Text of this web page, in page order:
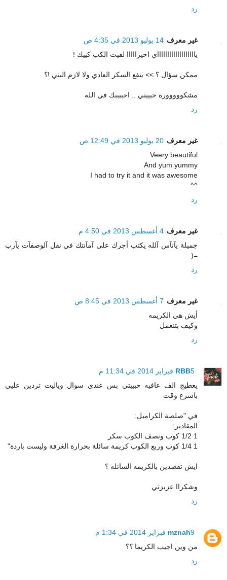
رد
غير معرف 14 يوليو 2013 في 4:35 ص
ياااااااااااااااااااي اخيرااااا لقيت الكب كييك !
ممكن سؤال ؟ >> ينفع السكر العادي ولا لازم البني !؟
مشكووووورة حبيبتي .. احببببك في الله
رد
غير معرف 20 يوليو 2013 في 12:49 ص
Veery beautiful
And yum yummy
I had to try it and it was awesome
^^
رد
غير معرف 4 أغسطس 2013 في 4:50 م
جميلة يآنآس آلله يكتب أجرك على آمآنتك في نقل آلوصفآت يآرب
=(
رد
غير معرف 7 أغسطس 2013 في 8:45 ص
أيش هي الكريمه
وكيف بتنعمل
رد
RBB5 فبراير 2014 في 11:34 م
يعطيج الف عافيه حبيبتي بس عندي سوال وياليت تردين عليي
باسرع وقت
في "صلصة الكراميل:
المقادير:
1 1/2 كوب ونصف الكوب سكر
1 1/4 كوب وربع الكوب كريمة سائلة بحرارة الغرفة وليست باردة"
ايش تقصدين بالكريمه السائله ؟
وشكراا عزيزتي
رد
mznah9 فبراير 2014 في 1:34 م
من وين اجيب الكريما ؟؟
رد